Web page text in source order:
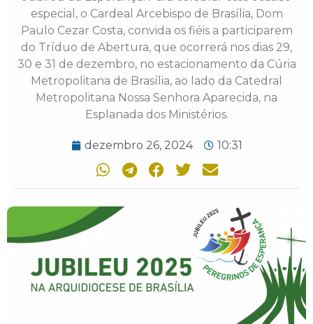
especial, o Cardeal Arcebispo de Brasília, Dom
Paulo Cezar Costa, convida os fiéis a participarem
do Tríduo de Abertura, que ocorrerá nos dias 29,
30 e 31 de dezembro, no estacionamento da Cúria
Metropolitana de Brasília, ao lado da Catedral
Metropolitana Nossa Senhora Aparecida, na
Esplanada dos Ministérios.
dezembro 26, 2024 10:31